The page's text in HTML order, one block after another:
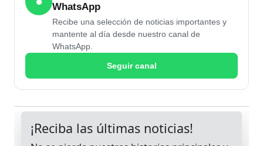
WhatsApp
Recibe una selección de noticias importantes y
mantente al día desde nuestro canal de
WhatsApp.
Seguir canal